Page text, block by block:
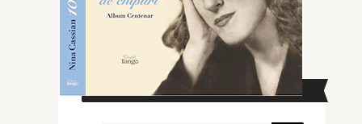
CAUTĂ ÎN SITE